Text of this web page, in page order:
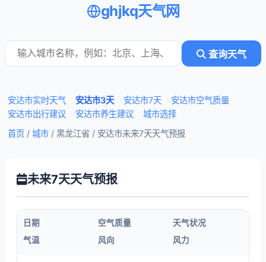
ghjkq天气网
查询天气
安达市实时天气 安达市3天 安达市7天
安达市空气质量
安达市出行建议
安达市养生建议
城市选择
首页 / 城市 / 黑龙江省 / 安达市未来7天天气预报
未来7天天气预报
日期 空气质量
天气状况
气温
风向 风力